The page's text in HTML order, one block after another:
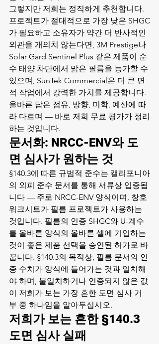
그렇지만 저희는 정직하게 추천합니다.
프로젝트가 절대적으로 가장 낮은 SHGC
가 필요하고 소유자가 약간 더 반사적인
외관을 개의치 않는다면, 3M Prestige나
Solar Gard Sentinel Plus 같은 제품이 순
수 태양 차단에서 맑은 필름을 능가할 수
있으며, SunTek Commercial은 더 큰 면
적 작업에서 강력한 가치를 제공합니다.
올바른 답은 점유, 방향, 미학, 예산에 따
라 다르며 — 바로 저희 무료 평가가 정리
하는 것입니다.
문서화: NRCC-ENV와 도
면 심사가 원하는 것
§140.3에 따른 규범적 준수는 캘리포니아
의 외피 준수 문서를 통해 서류상 입증됩
니다 — 주로 NRCC-ENV 양식이며, 창호
워크시트가 필름 프로젝트가 사용하는
것입니다. 필름의 인증 SHGC와 U-계수
를 올바른 양식의 올바른 셀에 기입하는
것이 좋은 제품 선택을 승인된 허가로 바
꿉니다. §140.3의 목적상, 필름 문서의 인
증 수치가 양식에 들어가는 것과 일치해
야 하며, 불일치하거나 인증되지 않은 값
이 저희가 보는 가장 흔한 도면 심사 거
부 중 하나임을 알아두십시오.
저희가 보는 흔한 §140.3
도면 심사 실패